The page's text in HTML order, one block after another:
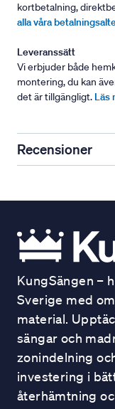
kortbetalning,
alla våra
Leveranssätt
Vi erbjuder både
montering, du kan
det är tillgängligt. Läs
Recensioner
KungSängen –
Sverige med
material.
sängar och
zonindelning
investering i
återhämtning